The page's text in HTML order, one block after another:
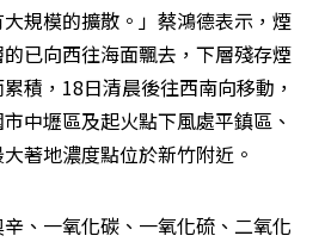
大規模的擴散。」蔡鴻德表示，煙
已向西往海面飄去，下層殘存煙
積，18日清晨後往西南向移動，
中壢區及起火點下風處平鎮區、
著地濃度點位於新竹附近。
、一氧化碳、一氧化硫、二氧化